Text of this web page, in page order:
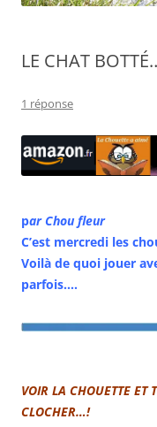
LE CHAT
1 réponse
par Chou fleur
C’est mercredi les
Voilà de quoi jouer
parfois….
VOIR LA CHOUETTE ET
CLOCHER…!